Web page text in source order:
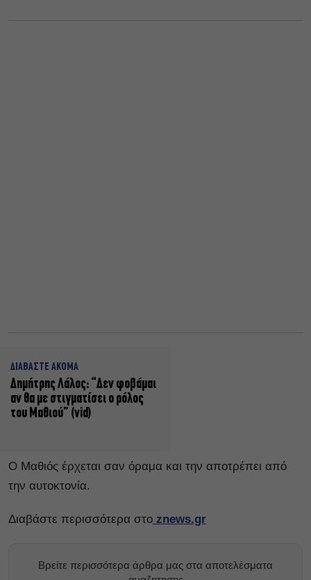
ΔΙΑΒΑΣΤΕ ΑΚΟΜΑ
Δημήτρης Λάλος: “Δεν φοβάμαι
αν θα με στιγματίσει ο ρόλος
του Μαθιού” (vid)
Ο Μαθιός έρχεται σαν όραμα και την αποτρέπει από
την αυτοκτονία.
Διαβάστε περισσότερα στο znews.gr
Βρείτε περισσότερα άρθρα μας στα αποτελέσματα